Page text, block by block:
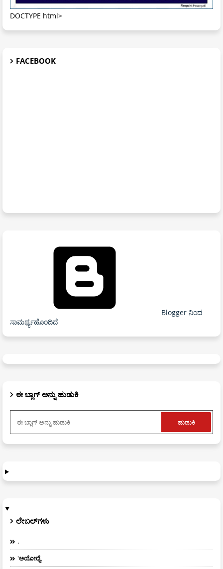
DOCTYPE html>
FACEBOOK
Blogger ನಿಂದ
ಸಾಮರ್ಥ್ಯಹೊಂದಿದೆ
ಈ ಬ್ಲಾಗ್ ಅನ್ನು ಹುಡುಕಿ
ಲೇಬಲ್‌ಗಳು
.
'ಅಯೋಧ್ಯೆ